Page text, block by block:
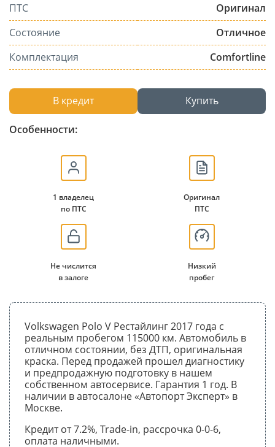
ПТС
Оригинал
Состояние
Отличное
Комплектация
Comfortline
В кредит Купить
Особенности:
1 владелец
по ПТС
Оригинал
ПТС
Не числится
в залоге
Низкий
пробег
Volkswagen Polo V Рестайлинг 2017 года с
реальным пробегом 115000 км. Автомобиль в
отличном состоянии, без ДТП, оригинальная
краска. Перед продажей прошел диагностику
и предпродажную подготовку в нашем
собственном автосервисе. Гарантия 1 год. В
наличии в автосалоне «Автопорт Эксперт» в
Москве.
Кредит от 7.2%, Trade-in, рассрочка 0-0-6,
оплата наличными.